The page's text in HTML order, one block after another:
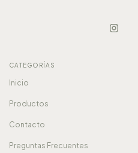
CATEGORÍAS
Inicio
Productos
Contacto
Preguntas Frecuentes